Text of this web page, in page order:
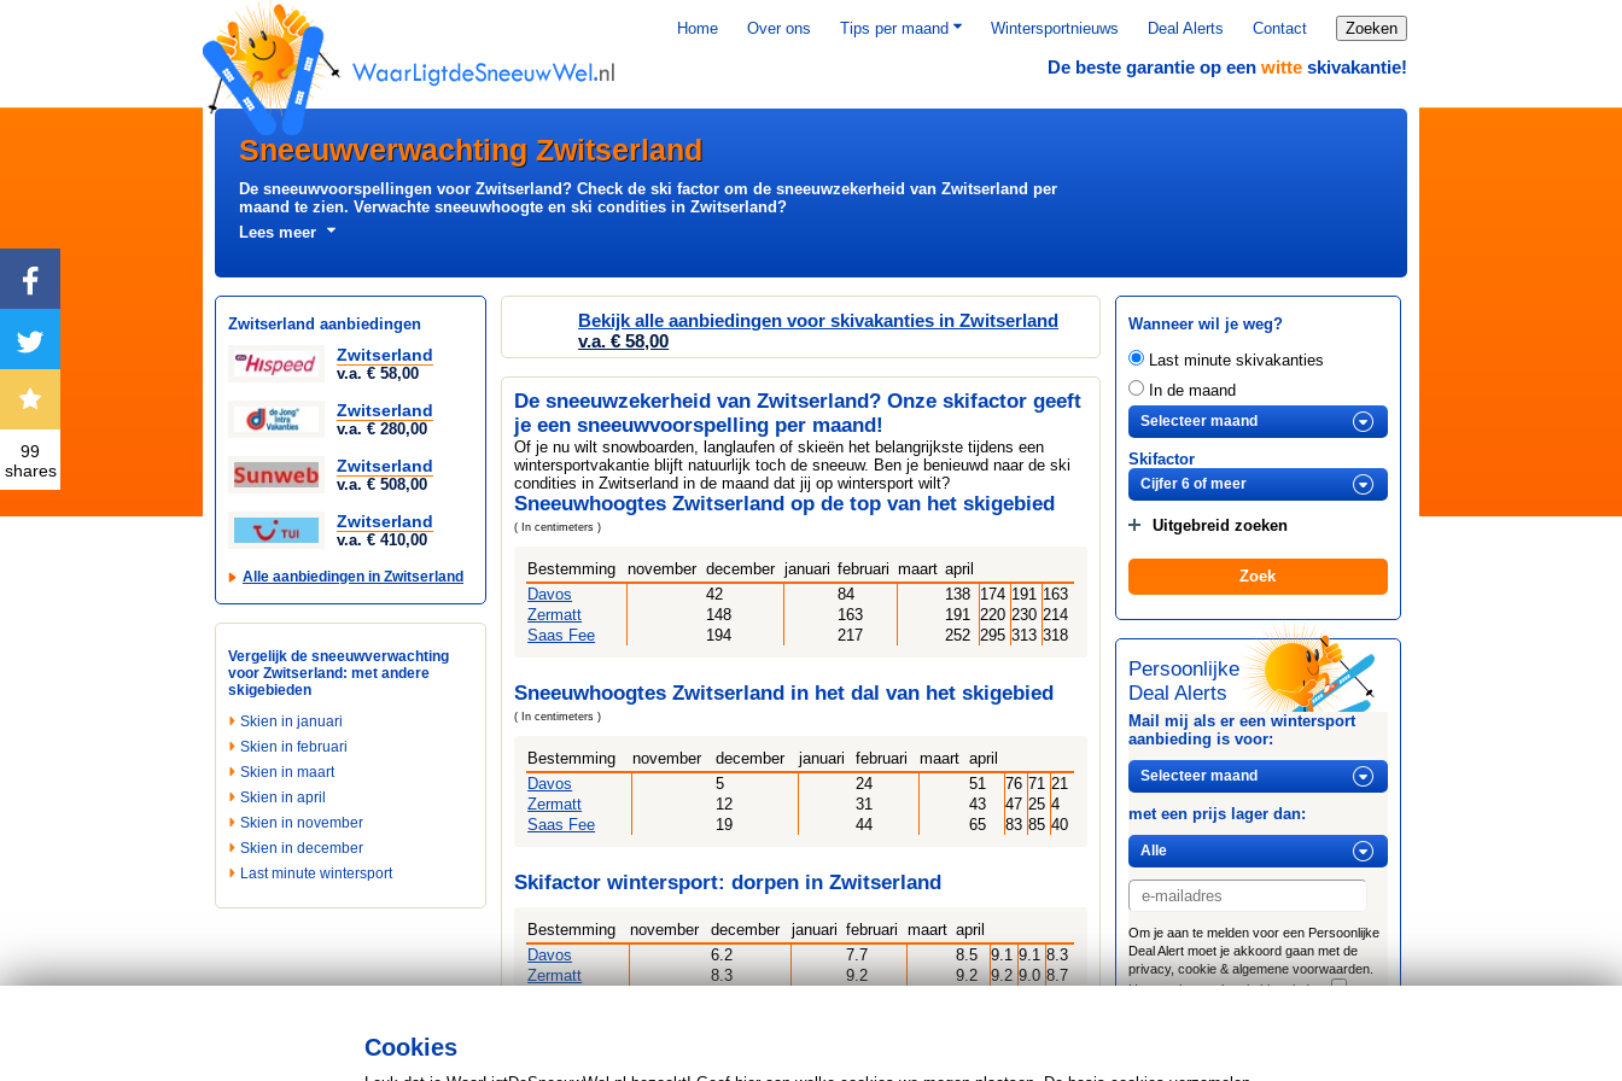
Home Over ons Tips per maand Wintersportnieuws Deal Alerts Contact Zoeken
De beste garantie op een witte skivakantie!
Sneeuwverwachting Zwitserland
De sneeuwvoorspellingen voor Zwitserland? Check de ski factor om de sneeuwzekerheid van Zwitserland per
maand te zien. Verwachte sneeuwhoogte en ski condities in Zwitserland?
Lees meer
Zwitserland aanbiedingen
Zwitserland
v.a. € 58,00
Zwitserland
v.a. € 280,00
Zwitserland
v.a. € 508,00
Zwitserland
v.a. € 410,00
Alle aanbiedingen in Zwitserland
Vergelijk de sneeuwverwachting
voor Zwitserland: met andere
skigebieden
Skien in januari
Skien in februari
Skien in maart
Skien in april
Skien in november
Skien in december
Last minute wintersport
Bekijk alle aanbiedingen voor skivakanties in Zwitserland
v.a. € 58,00
De sneeuwzekerheid van Zwitserland? Onze skifactor geeft
je een sneeuwvoorspelling per maand!
Of je nu wilt snowboarden, langlaufen of skieën het belangrijkste tijdens een
wintersportvakantie blijft natuurlijk toch de sneeuw. Ben je benieuwd naar de ski
condities in Zwitserland in de maand dat jij op wintersport wilt?
Sneeuwhoogtes Zwitserland op de top van het skigebied
( In centimeters )
Bestemming november december januari februari maart april
Davos
42 84 138 174 191 163
Zermatt
148 163 191 220 230 214
Saas Fee
194 217 252 295 313 318
Sneeuwhoogtes Zwitserland in het dal van het skigebied
( In centimeters )
Bestemming november december januari februari maart april
Davos
5 24 51 76 71 21
Zermatt
12 31 43 47 25 4
Saas Fee
19 44 65 83 85 40
Skifactor wintersport: dorpen in Zwitserland
Bestemming november december januari februari maart april
Davos
6.2 7.7 8.5 9.1 9.1 8.3
Zermatt
8.3 9.2 9.2 9.2 9.0 8.7
Wanneer wil je weg?
Last minute skivakanties
In de maand
Skifactor
Uitgebreid zoeken
Persoonlijke
Deal Alerts
Mail mij als er een wintersport
aanbieding is voor:
met een prijs lager dan:
Om je aan te melden voor een Persoonlijke
Deal Alert moet je akkoord gaan met de
privacy, cookie & algemene voorwaarden.
Het regelement kan je hier vinden:
99
shares
Cookies